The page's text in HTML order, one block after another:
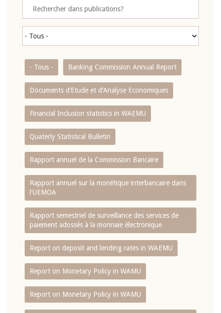
- Tous - Banking Commission Annual Report
Documents d’Etude et d’Analyse Economiques
Financial Inclusion statistics in WAEMU
Quaterly Statistical Bulletin
Rapport annuel de la Commission Bancaire
Rapport annuel sur la monétique interbancaire dans
l'UEMOA
Rapport semestriel de surveillance des services de
paiement adossés à la monnaie électronique
Report on deposit and lending rates in WAEMU
Report on Monetary Policy in WAMU
Report on Monetary Policy in WAMU